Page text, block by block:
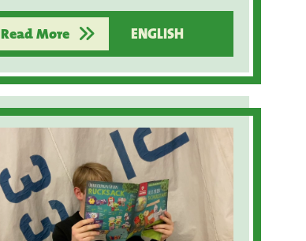
Read More ENGLISH